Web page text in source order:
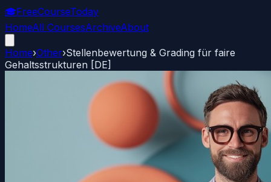
🎓FreeCourseToday
HomeAll CoursesArchiveAbout
Home›Other›Stellenbewertung & Grading für faire
Gehaltsstrukturen [DE]